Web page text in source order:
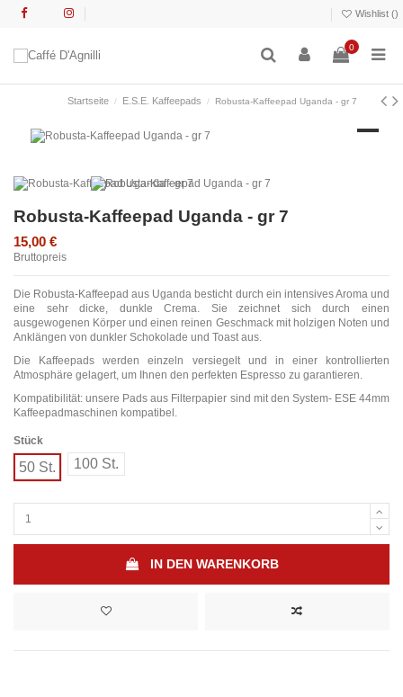
Wishlist ()
0
Startseite E.S.E. Kaffeepads Robusta-Kaffeepad Uganda - gr 7
Robusta-Kaffeepad Uganda - gr 7
15,00 €
Bruttopreis
Die Robusta-Kaffeepad aus Uganda besticht durch ein intensives Aroma und
eine sehr dicke, dunkle Crema. Sie zeichnet sich durch einen
ausgewogenen Körper und einen reinen Geschmack mit holzigen Noten und
Anklängen von dunkler Schokolade und Toast aus.
Die Kaffeepads werden einzeln versiegelt und in einer kontrollierten
Atmosphäre gelagert, um Ihnen den perfekten Espresso zu garantieren.
Kompatibilität: unsere Pads aus Filterpapier sind mit den System- ESE 44mm
Kaffeepadmaschinen kompatibel.
Stück
50 St. 100 St.
IN DEN WARENKORB